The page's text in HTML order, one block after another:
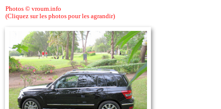
Photos © vroum.info
(Cliquez sur les photos pour les agrandir)